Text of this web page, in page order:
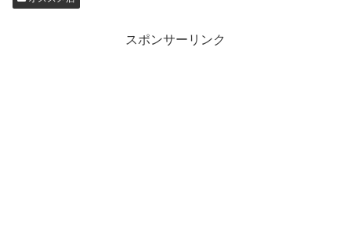
スポンサーリンク